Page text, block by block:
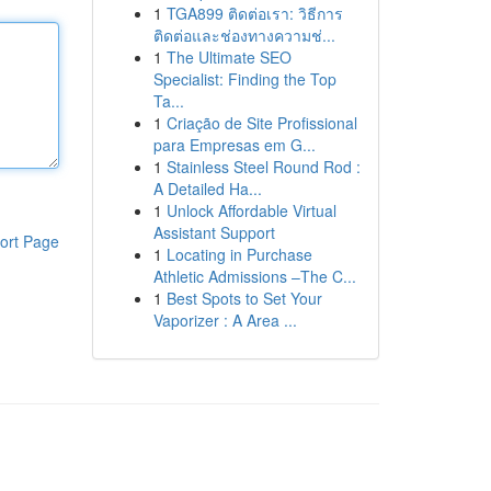
Page
1 TGA899 ติดต่อเรา: วิธีการ
ติดต่อและช่องทางความช่...
1 The Ultimate SEO
Specialist: Finding the Top
Ta...
1 Criação de Site Profissional
para Empresas em G...
1 Stainless Steel Round Rod :
A Detailed Ha...
1 Unlock Affordable Virtual
Assistant Support
1 Locating in Purchase
Athletic Admissions –The C...
1 Best Spots to Set Your
Vaporizer : A Area ...